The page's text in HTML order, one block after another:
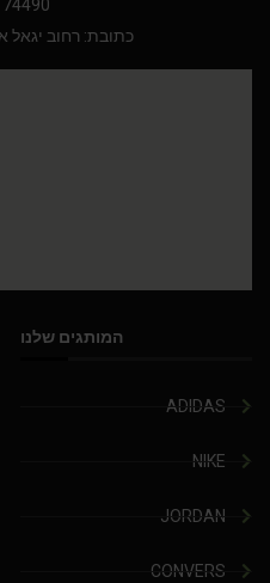
כתובת: רחוב יגאל אלון 94 תל
המותגים שלנו
ADIDAS
NIKE
JORDAN
CONVERS